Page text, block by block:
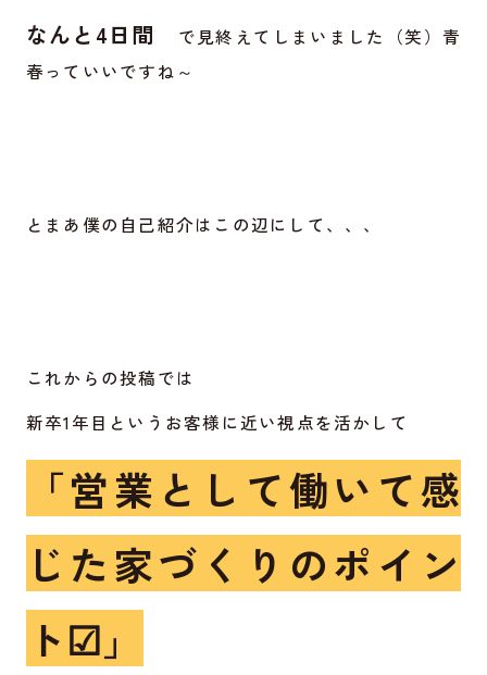
なんと4日間
で見終えてしまいました（笑）青
春っていいですね～
とまあ僕の自己紹介はこの辺にして、、、
これからの投稿では
新卒1年目というお客様に近い視点を活かして
「営業として働いて感
じた家づくりのポイン
ト☑」